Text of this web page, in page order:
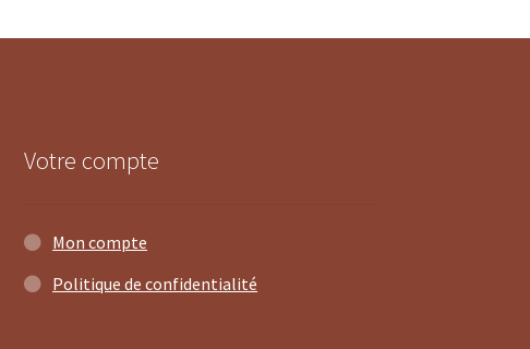
Votre compte
Mon compte
Politique de confidentialité